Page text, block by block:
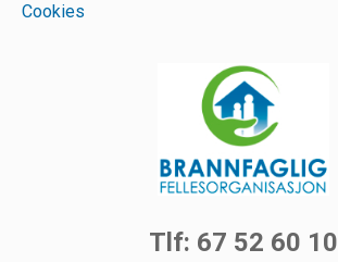
Cookies
Tlf: 67 52 60 10